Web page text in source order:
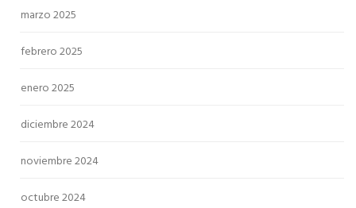
marzo 2025
febrero 2025
enero 2025
diciembre 2024
noviembre 2024
octubre 2024